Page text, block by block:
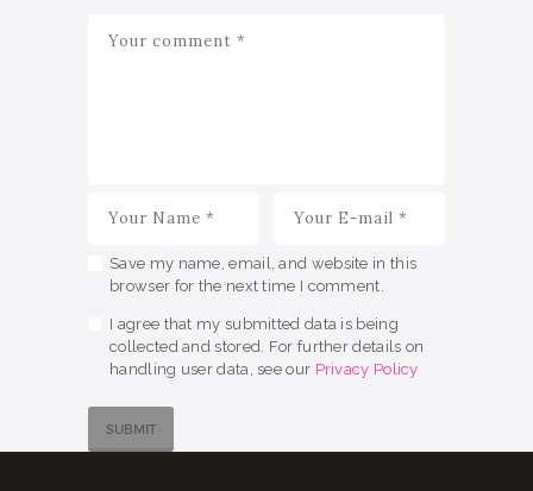
Save my name, email, and website in this
browser for the next time I comment.
I agree that my submitted data is being
collected and stored. For further details on
handling user data, see our Privacy Policy